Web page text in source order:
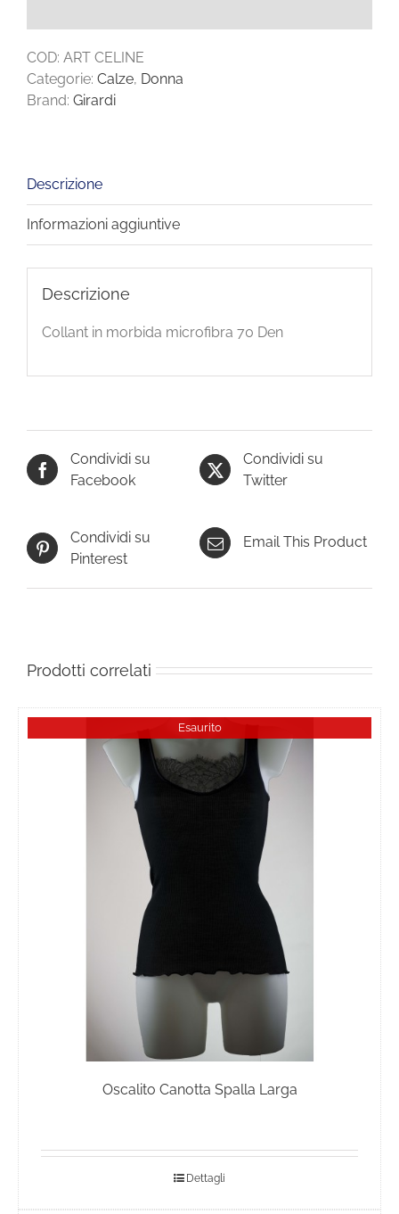
COD: ART CELINE
Categorie: Calze, Donna
Brand: Girardi
Descrizione
Informazioni aggiuntive
Descrizione
Collant in morbida microfibra 70 Den
Condividi su
Facebook
Condividi su
Twitter
Condividi su
Pinterest
Email This Product
Prodotti correlati
Esaurito
Oscalito Canotta Spalla Larga
Dettagli